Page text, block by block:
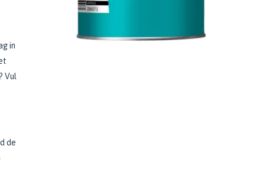
in
Vul
de